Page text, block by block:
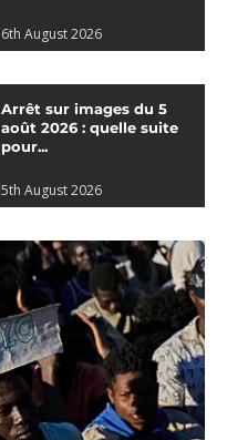
6th August 2026
Arrêt sur images du 5
août 2026 : quelle suite
pour...
5th August 2026